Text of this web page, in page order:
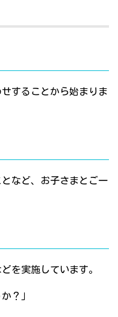
することから始まりま
など、お子さまとご一
を実施しています。
？」